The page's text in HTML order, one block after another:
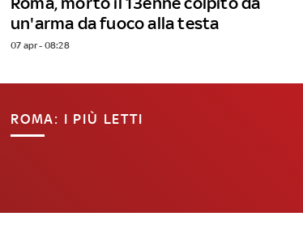
un'arma da fuoco alla testa
07 apr - 08:28
ROMA: I PIÙ LETTI